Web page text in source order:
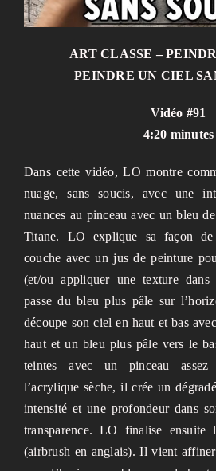
ART CLASSE –
PEINDRE UN CIEL
Vidéo #91
4:20 minutes
Dans cette vidéo, LO montre
nuage, sans soucis, avec une
nuances au pinceau avec un bleu
Titane. LO explique sa façon de
couche avec un jus de peinture
(et/ou appliquer une texture
passe du bleu plus pâle sur
découpe son ciel en haut et bas
haut et un bleu plus pâle vers le
teintes avec un pinceau
l’acrylique sèche, il crée un
intensité et une profondeur dans
transparence. LO finalise ensuite
(airbrush en anglais). Il vient